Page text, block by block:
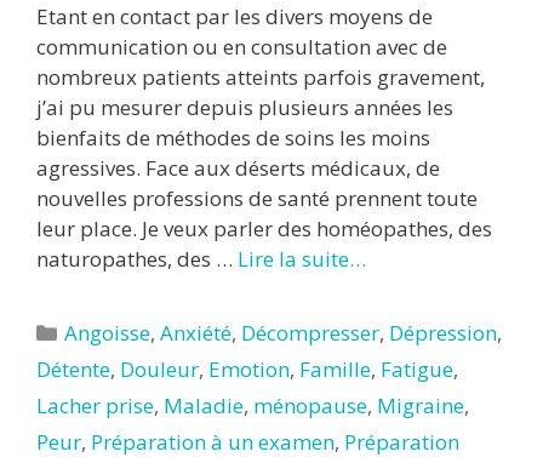
Etant en contact par les divers moyens de
communication ou en consultation avec de
nombreux patients atteints parfois gravement,
j’ai pu mesurer depuis plusieurs années les
bienfaits de méthodes de soins les moins
agressives. Face aux déserts médicaux, de
nouvelles professions de santé prennent toute
leur place. Je veux parler des homéopathes, des
naturopathes, des … Lire la suite…
Catégories
Angoisse,Anxiété, Décompresser, Dépression,
Détente, Douleur, Emotion, Famille, Fatigue,
Lacher prise, Maladie, ménopause, Migraine,
Peur, Préparation à un examen, Préparation